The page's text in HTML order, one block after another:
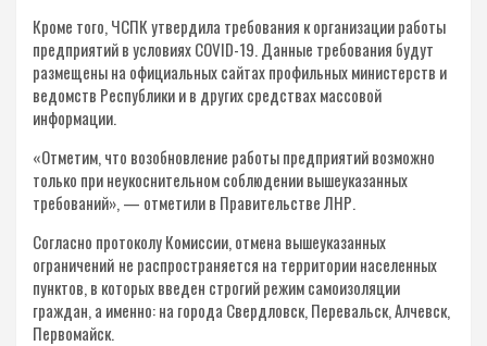
Кроме того, ЧСПК утвердила требования к организации работы
предприятий в условиях COVID-19. Данные требования будут
размещены на официальных сайтах профильных министерств и
ведомств Республики и в других средствах массовой
информации.
«Отметим, что возобновление работы предприятий возможно
только при неукоснительном соблюдении вышеуказанных
требований», — отметили в Правительстве ЛНР.
Согласно протоколу Комиссии, отмена вышеуказанных
ограничений не распространяется на территории населенных
пунктов, в которых введен строгий режим самоизоляции
граждан, а именно: на города Свердловск, Перевальск, Алчевск,
Первомайск.